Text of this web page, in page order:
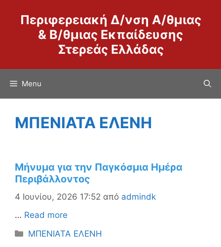
περιεχόμενο
Περιφερειακή Δ/νση Α/θμιας
& Β/θμιας Εκπαίδευσης
Στερεάς Ελλάδας
Menu
ΜΠΕΝΙΑΤΑ ΕΛΕΝΗ
Μήνυμα για την Παγκόσμια Ημέρα
Περιβάλλοντος
4 Ιουνίου, 2026 17:52 από admindk
… Read more
Κατηγορίες
ΜΠΕΝΙΑΤΑ ΕΛΕΝΗ